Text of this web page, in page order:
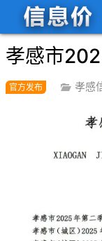
首页 孝感
孝感市
孝感